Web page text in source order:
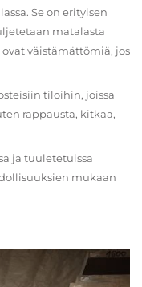
Se on erityisen
matalasta
väistämättömiä, jos
tiloihin, joissa
rappausta, kitkaa,
ja tuuletetuissa
mukaan